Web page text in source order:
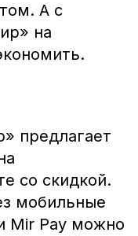
А с
на
предлагает
со скидкой.
мобильные
Mir Pay можно